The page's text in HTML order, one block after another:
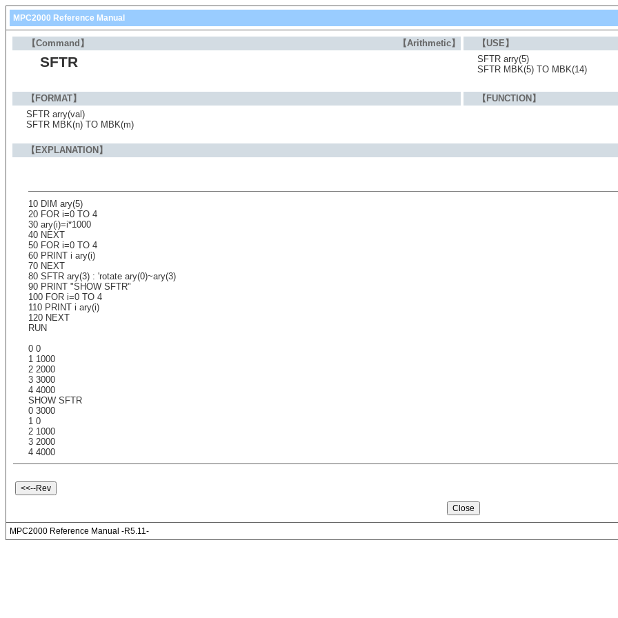
MPC2000 Reference Manual
【Command】 【Arithmetic】 【USE】
SFTR
SFTR arry(5)
SFTR MBK(5) TO MBK(14)
【FORMAT】
【FUNCTION】
SFTR arry(val)
SFTR MBK(n) TO MBK(m)
【EXPLANATION】
10 DIM ary(5)
20 FOR i=0 TO 4
30 ary(i)=i*1000
40 NEXT
50 FOR i=0 TO 4
60 PRINT i ary(i)
70 NEXT
80 SFTR ary(3) : 'rotate ary(0)~ary(3)
90 PRINT "SHOW SFTR"
100 FOR i=0 TO 4
110 PRINT i ary(i)
120 NEXT
RUN
0 0
1 1000
2 2000
3 3000
4 4000
SHOW SFTR
0 3000
1 0
2 1000
3 2000
4 4000
MPC2000 Reference Manual -R5.11-